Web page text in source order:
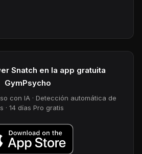
Snatch en la app gratuita
GymPsycho
con IA · Detección automática de
· 14 días Pro gratis